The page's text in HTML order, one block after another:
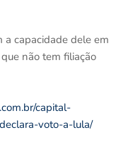
a capacidade dele em
não tem filiação
capital-
voto-a-lula/